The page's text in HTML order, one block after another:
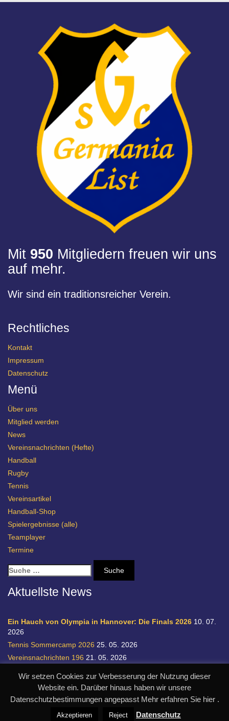
Mit 950 Mitgliedern freuen wir uns
auf mehr.
Wir sind ein traditionsreicher Verein.
Rechtliches
Kontakt
Impressum
Datenschutz
Menü
Über uns
Mitglied werden
News
Vereinsnachrichten (Hefte)
Handball
Rugby
Tennis
Vereinsartikel
Handball-Shop
Spielergebnisse (alle)
Teamplayer
Termine
S
u
c
n
a
c
:
Aktuellste News
Ein Hauch von Olympia in Hannover: Die Finals 2026 10. 07.
2026
Tennis Sommercamp 2026 25. 05. 2026
Vereinsnachrichten 196 21. 05. 2026
Relegation 1. Bundesliga Damen
28. 04. 2026
Wir setzen Cookies zur Verbesserung der Nutzung dieser
Website ein. Darüber hinaus haben wir unsere
Datenschutzbestimmungen angepasst Mehr erfahren Sie hier .
Akzeptieren Reject Datenschutz